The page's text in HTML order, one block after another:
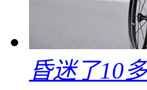
昏迷了10